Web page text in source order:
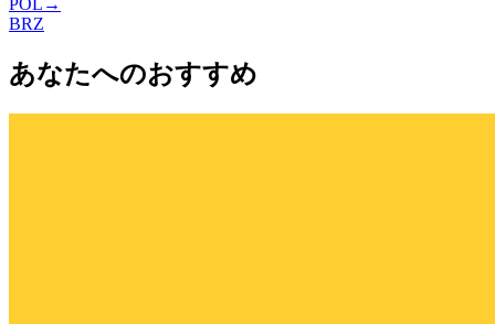
POL →
BRZ
あなたへのおすすめ